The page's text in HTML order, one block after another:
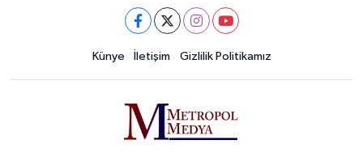
Künye İletişim Gizlilik Politikamız